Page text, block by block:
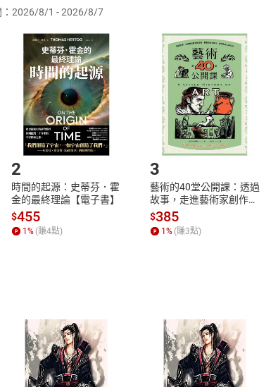
之商品即代表知悉本店鋪所銷售之商品為電子書，
不得請求退貨退款。
單或辦理退貨時，請登入樂天市場，並於「我的訂單
請進行審核，待審核通過後將為您辦理退款事宜。
整筆訂單為單位進行取消/退貨，恕無法以單支商品取
放入購物車
Shopping cart
登入帳號
Login
使用？
載具 Step2.登入
：2026/8/1 - 2026/8/7
2
時間的起源：史蒂芬．霍
金的最終理論【電子書】
$455
1% (賺4點)
3
藝術的40堂公開課：透過
故事，走進藝術家創作現
場，看藝術如何誕生、如
何形塑人類生活【電子
書】
$385
1% (賺3點)